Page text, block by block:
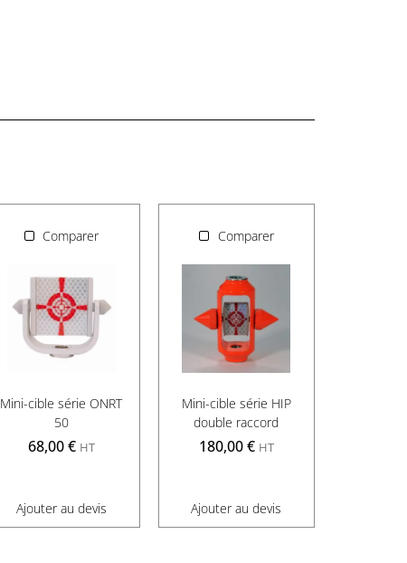
Comparer
Mini-cible série ONRT
50
68,00€ HT
Ajouter au devis
Comparer
Mini-cible série HIP
double raccord
180,00€ HT
Ajouter au devis